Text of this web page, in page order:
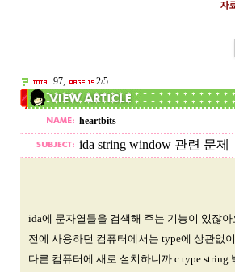
97, 2/5
heartbits
ida string window 관련 문제
ida에 문자열들을 검색해 주는 기능이 있잖아
전에 사용하던 컴퓨터에서는 type에 상관없
다른 컴퓨터에 새로 설치하니까 c type string